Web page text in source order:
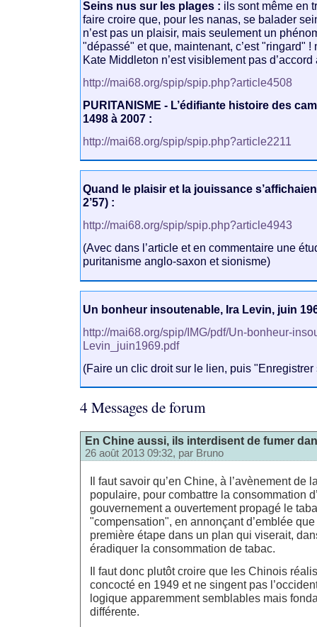
Seins nus sur les plages : ils sont même en
faire croire que, pour les nanas, se balader
n’est pas un plaisir, mais seulement un
"dépassé" et que, maintenant, c’est "ringard"
Kate Middleton n’est visiblement pas
http://mai68.org/spip/spip.php?article4508
PURITANISME - L’édifiante histoire des
1498 à 2007 :
http://mai68.org/spip/spip.php?article2211
Quand le plaisir et la jouissance
2’57) :
http://mai68.org/spip/spip.php?article4943
(Avec dans l’article et en commentaire une
puritanisme anglo-saxon et sionisme)
Un bonheur insoutenable, Ira Levin, juin
http://mai68.org/spip/IMG/pdf/Un-bonheur-
Levin_juin1969.pdf
(Faire un clic droit sur le lien, puis "Enregistrer
4 Messages de forum
En Chine aussi, ils interdisent de fumer
26 août 2013 09:32, par Bruno
Il faut savoir qu’en Chine, à l’avènement de
populaire, pour combattre la consommation
gouvernement a ouvertement propagé le
"compensation", en annonçant d’emblée
première étape dans un plan qui viserait,
éradiquer la consommation de tabac.
Il faut donc plutôt croire que les Chinois
concocté en 1949 et ne singent pas
logique apparemment semblables mais
différente.